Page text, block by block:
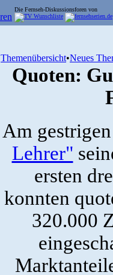
Die Fernseh-Diskussionsforen von
Themenübersicht•Neues
Quoten:
Am
Lehrer"
ersten
konnten
320.000